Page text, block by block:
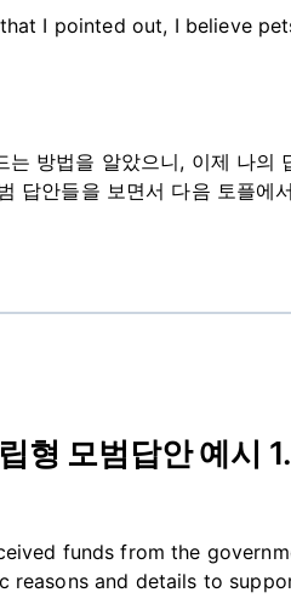
I pointed out, I believe
는 방법을 알았으니, 이제 나의
답안들을 보면서 다음 토플에
형 모범답안 예시 1.
funds from the
reasons and details to